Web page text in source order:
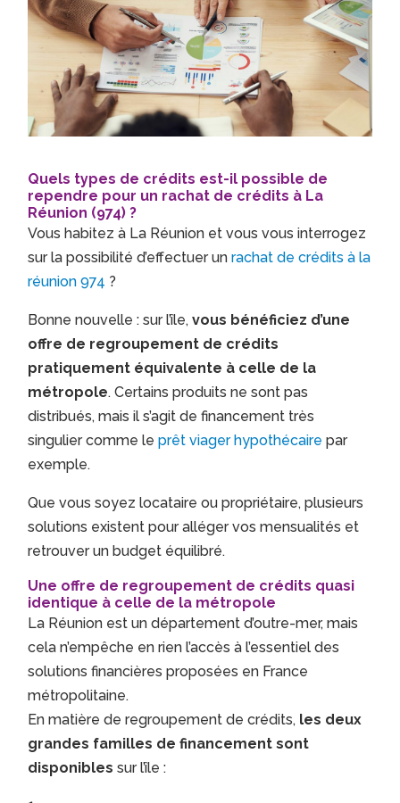
Quels types de crédits est-il possible de
rependre pour un rachat de crédits à La
Réunion (974) ?
Vous habitez à La Réunion et vous vous interrogez
sur la possibilité d’effectuer unrachat de crédits à la
réunion 974 ?
Bonne nouvelle : sur l’île,vous bénéficiez d’une
offre de regroupement de crédits
pratiquement équivalente à celle de la
métropole. Certains produits ne sont pas
distribués, mais il s’agit de financement très
singulier comme leprêt viager hypothécaire par
exemple.
Que vous soyez locataire ou propriétaire, plusieurs
solutions existent pour alléger vos mensualités et
retrouver un budget équilibré.
Une offre de regroupement de crédits quasi
identique à celle de la métropole
La Réunion est un département d’outre-mer, mais
cela n’empêche en rien l’accès à l’essentiel des
solutions financières proposées en France
métropolitaine.
En matière de regroupement de crédits, les deux
grandes familles de financement sont
disponibles sur l’île :